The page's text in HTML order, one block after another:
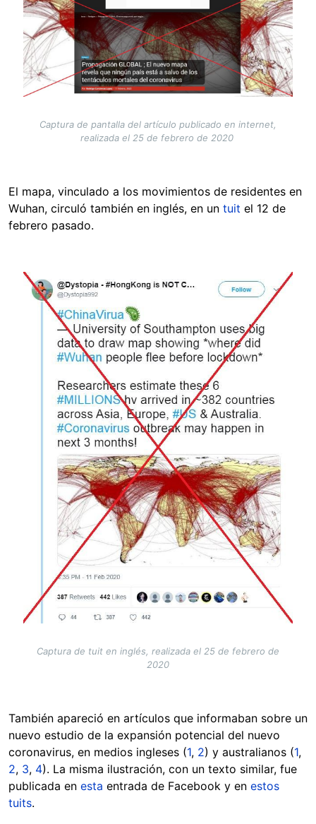
Captura de pantalla del artículo publicado en internet,
realizada el 25 de febrero de 2020
El mapa, vinculado a los movimientos de residentes en
Wuhan, circuló también en inglés, en un tuit el 12 de
febrero pasado.
Image
Captura de tuit en inglés, realizada el 25 de febrero de
2020
También apareció en artículos que informaban sobre un
nuevo estudio de la expansión potencial del nuevo
coronavirus, en medios ingleses (1, 2) y australianos (1,
2, 3, 4). La misma ilustración, con un texto similar, fue
publicada en esta entrada de Facebook y en estos
tuits.